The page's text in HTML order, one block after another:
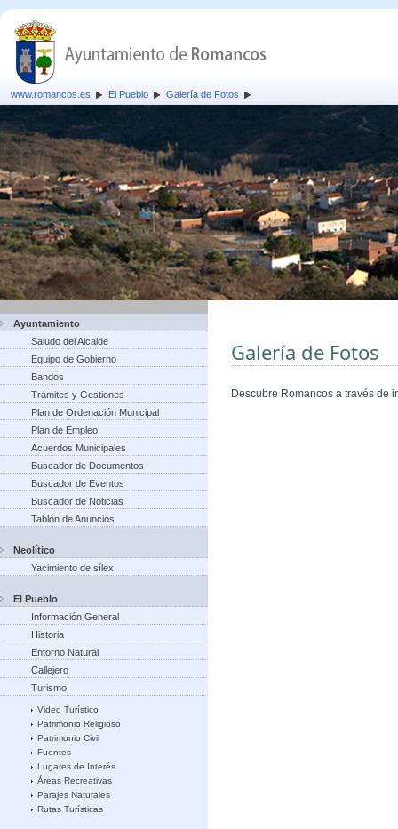
www.romancos.es El Pueblo Galería de Fotos
Ayuntamiento
Saludo del Alcalde
Equipo de Gobierno
Bandos
Trámites y Gestiones
Plan de Ordenación Municipal
Plan de Empleo
Acuerdos Municipales
Buscador de Documentos
Buscador de Eventos
Buscador de Noticias
Tablón de Anuncios
Neolítico
Yacimiento de sílex
El Pueblo
Información General
Historia
Entorno Natural
Callejero
Turismo
Video Turístico
Patrimonio Religioso
Patrimonio Civil
Fuentes
Lugares de Interés
Áreas Recreativas
Parajes Naturales
Rutas Turísticas
Galería de Fotos
Descubre Romancos a través de